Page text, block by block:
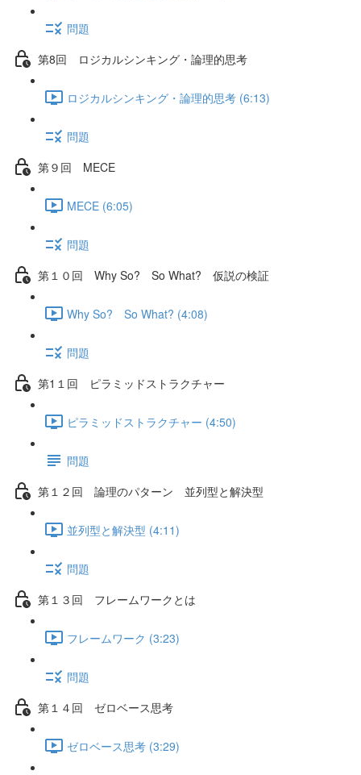
問題
第8回 ロジカルシンキング・論理的思考
ロジカルシンキング・論理的思考 (6:13)
問題
第９回 MECE
MECE (6:05)
問題
第１０回 Why So? So What? 仮説の検証
Why So? So What? (4:08)
問題
第1１回 ピラミッドストラクチャー
ピラミッドストラクチャー (4:50)
問題
第１２回 論理のパターン 並列型と解決型
並列型と解決型 (4:11)
問題
第１３回 フレームワークとは
フレームワーク (3:23)
問題
第１４回 ゼロベース思考
ゼロベース思考 (3:29)